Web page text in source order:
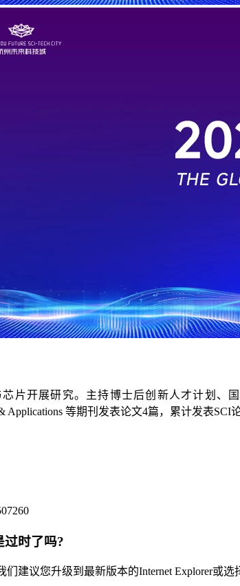
片开展研究。主持博士后创新人才计划、
& Applications 等期刊发表论文4篇，累计发表
时了吗?
建议您升级到最新版本的Internet Explorer或